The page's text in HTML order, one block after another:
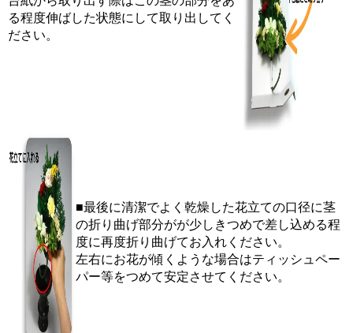
る程度伸ばした状態にして取り出してく
ださい。
■最後に清潔でよく乾燥した花立ての口径に茎
の折り曲げ部分がが少しきつめで差し込める程
度に再度折り曲げてお入れください。
左右にお花が傾くような場合はティッシュペー
パー等をつめて安定させてください。